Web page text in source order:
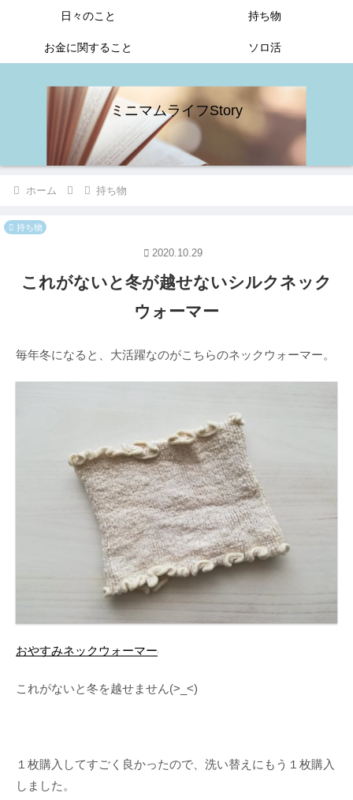
ミニマムライフStory
日々のこと 持ち物
お金に関すること ソロ活
ホーム 持ち物
持ち物
これがないと冬が越せないシルクネック
ウォーマー
2020.10.29
毎年冬になると、大活躍なのがこちらのネックウォーマー。
おやすみネックウォーマー
これがないと冬を越せません(>_<)
１枚購入してすごく良かったので、洗い替えにもう１枚購入
しました。